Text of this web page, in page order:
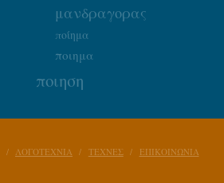
μανδραγορας
ποίημα
ποιημα
ποιηση
ΛΟΓΟΤΕΧΝΙΑ ΤΕΧΝΕΣ ΕΠΙΚΟΙΝΩΝΙΑ